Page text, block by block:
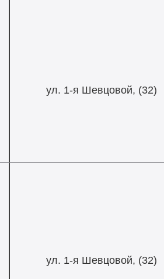
ул. 1-я Шевцовой, (32)
ул. 1-я Шевцовой, (32)